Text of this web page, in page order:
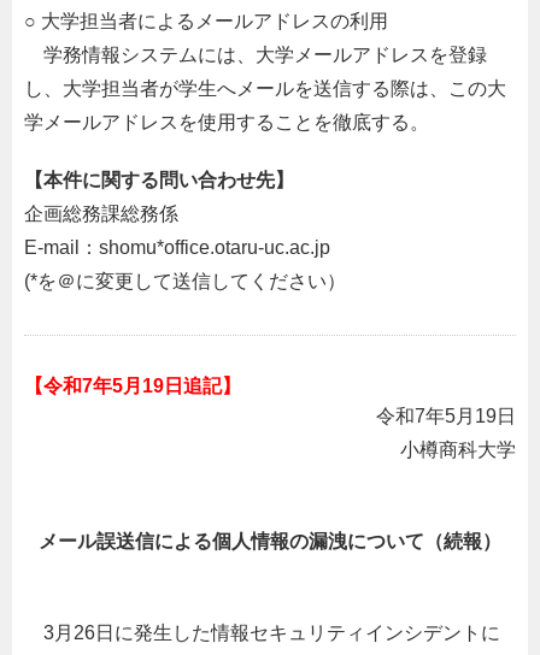
○ 大学担当者によるメールアドレスの利用
学務情報システムには、大学メールアドレスを登録
し、大学担当者が学生へメールを送信する際は、この大
学メールアドレスを使用することを徹底する。
【本件に関する問い合わせ先】
企画総務課総務係
E-mail：shomu*office.otaru-uc.ac.jp
(*を＠に変更して送信してください）
【令和7年5月19日追記】
令和7年5月19日
小樽商科大学
メール誤送信による個人情報の漏洩について（続報）
3月26日に発生した情報セキュリティインシデントに